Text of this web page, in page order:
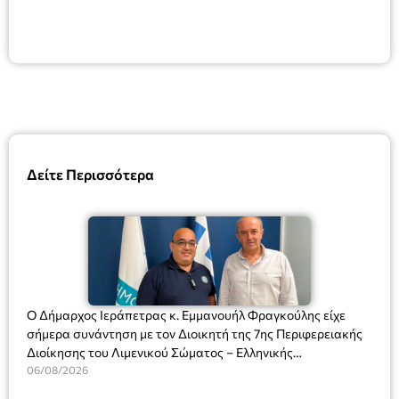
Δείτε Περισσότερα
Ο Δήμαρχος Ιεράπετρας κ. Εμμανουήλ Φραγκούλης είχε
σήμερα συνάντηση με τον Διοικητή της 7ης Περιφερειακής
Διοίκησης του Λιμενικού Σώματος – Ελληνικής
Ακτοφυλακής (Λ.Σ.-ΕΛ.ΑΚΤ.), Αρχιπλοίαρχο Λ.Σ. κ. Ιωάννη
06/08/2026